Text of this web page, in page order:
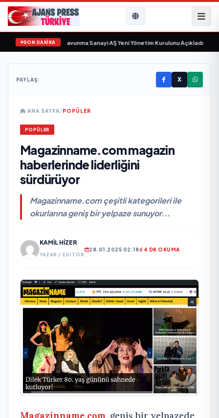
SON DAKİKA
sayıyor• Açıkgöz Savunma Sanayi AŞ Yeni Yönetim Kurulunu Açıkladı ve
PAYLAŞ: X
ANA SAYFA/POPÜLER
POPÜLER
Magazinname.com magazin
haberlerinde liderliğini
sürdürüyor
Magazinname.com çeşitli kategorileri ile
okurlarına geniş bir yelpaze sunuyor...
KAMIL HIZER
YAZAR / EDITÖR
28.01.2025 02:18 4 DK OKUMA
Magazinname.com, geniş bir yelpazede